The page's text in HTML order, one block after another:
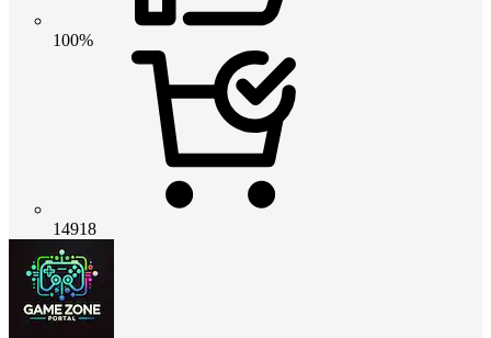
100%
14918